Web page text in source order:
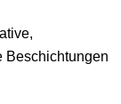
Beschichtungen